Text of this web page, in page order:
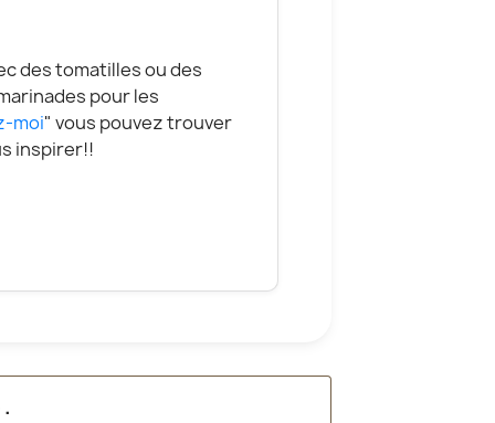
des tomatilles ou des
pour les
moi" vous pouvez trouver
inspirer!!
.